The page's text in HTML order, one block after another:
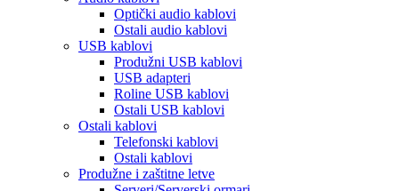
Optički audio kablovi
Ostali audio kablovi
USB kablovi
Produžni USB kablovi
USB adapteri
Roline USB kablovi
Ostali USB kablovi
Ostali kablovi
Telefonski kablovi
Ostali kablovi
Produžne i zaštitne letve